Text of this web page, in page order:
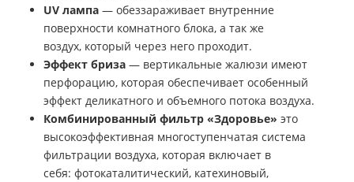
UV лампа — обеззараживает внутренние
поверхности комнатного блока, а так же
воздух, который через него проходит.
Эффект бриза — вертикальные жалюзи имеют
перфорацию, которая обеспечивает особенный
эффект деликатного и объемного потока воздуха.
Комбинированный фильтр «Здоровье» это
высокоэффективная многоступенчатая система
фильтрации воздуха, которая включает в
себя: фотокаталитический, катехиновый,